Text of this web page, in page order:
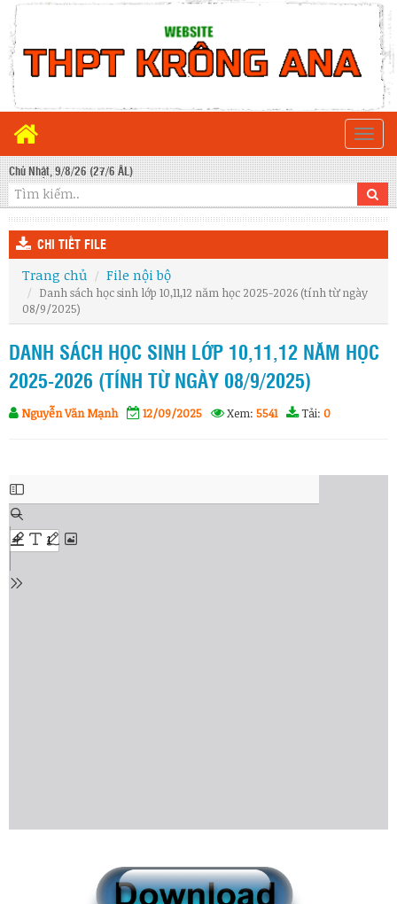
Chủ Nhật, 9/8/26 (27/6 ÂL)
CHI TIẾT FILE
Trang chủ File nội bộ
Danh sách học sinh lớp 10,11,12 năm học 2025-2026 (tính từ ngày
08/9/2025)
DANH SÁCH HỌC SINH LỚP 10,11,12 NĂM HỌC
2025-2026 (TÍNH TỪ NGÀY 08/9/2025)
Nguyễn Văn Mạnh 12/09/2025 Xem: 5541 Tải: 0